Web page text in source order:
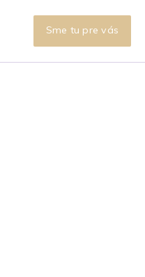
Sme tu pre vás